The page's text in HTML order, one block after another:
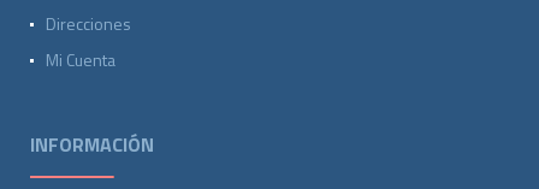
Direcciones
Mi Cuenta
INFORMACIÓN